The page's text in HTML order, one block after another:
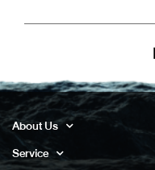
About Us
Service